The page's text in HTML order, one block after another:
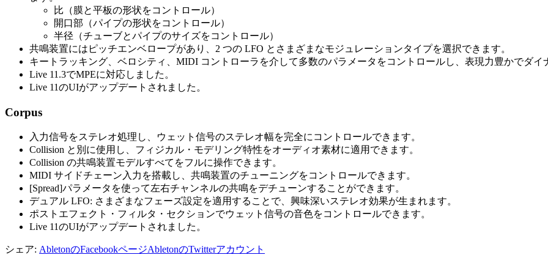
比（膜と平板の形状をコントロール）
開口部（パイプの形状をコントロール）
半径（チューブとパイプのサイズをコントロール）
共鳴装置にはピッチエンベロープがあり、2 つの LFO とさまざまなモジュレーションタイプを選択できます。
キートラッキング、ベロシティ、MIDI コントローラを介して多数のパラメータをコントロールし、表現力豊かでダイ
Live 11.3でMPEに対応しました。
Live 11のUIがアップデートされました。
Corpus
入力信号をステレオ処理し、ウェット信号のステレオ幅を完全にコントロールできます。
Collision と別に使用し、フィジカル・モデリング特性をオーディオ素材に適用できます。
Collision の共鳴装置モデルすべてをフルに操作できます。
MIDI サイドチェーン入力を搭載し、共鳴装置のチューニングをコントロールできます。
[Spread]パラメータを使って左右チャンネルの共鳴をデチューンすることができます。
デュアル LFO: さまざまなフェーズ設定を適用することで、興味深いステレオ効果が生まれます。
ポストエフェクト・フィルタ・セクションでウェット信号の音色をコントロールできます。
Live 11のUIがアップデートされました。
シェア: AbletonのFacebookページAbletonのTwitterアカウント